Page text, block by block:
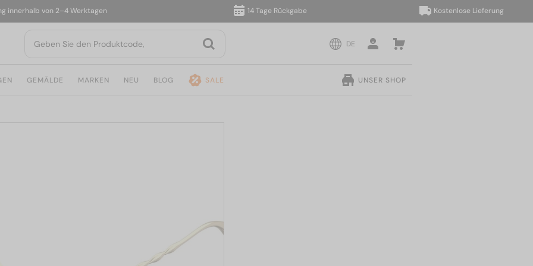
von 2–4 Werktagen 14 Tage Rückgabe Kostenlose Lieferung
DE
GEMÄLDE MARKEN NEU BLOG SALE UNSER SHOP